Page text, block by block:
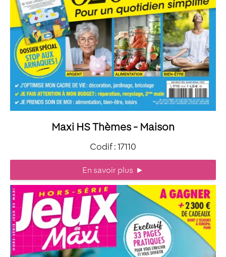
Maxi HS Thèmes - Maison
Codif : 17110
En savoir plus ►